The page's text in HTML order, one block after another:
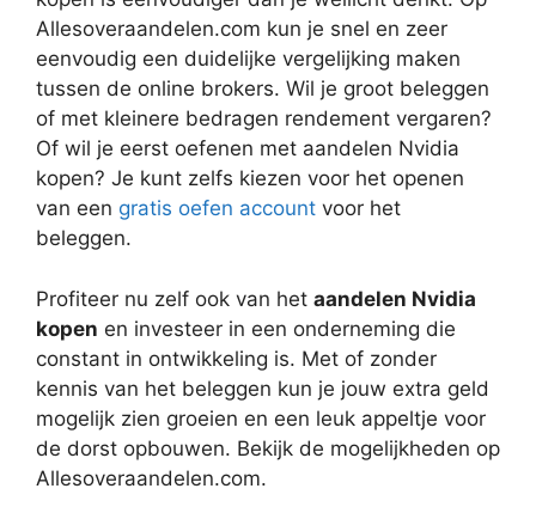
Allesoveraandelen.com kun je snel en zeer
eenvoudig een duidelijke vergelijking maken
tussen de online brokers. Wil je groot beleggen
of met kleinere bedragen rendement vergaren?
Of wil je eerst oefenen met aandelen Nvidia
kopen? Je kunt zelfs kiezen voor het openen
van een gratis oefen account voor het
beleggen.
Profiteer nu zelf ook van het aandelen Nvidia
kopen en investeer in een onderneming die
constant in ontwikkeling is. Met of zonder
kennis van het beleggen kun je jouw extra geld
mogelijk zien groeien en een leuk appeltje voor
de dorst opbouwen. Bekijk de mogelijkheden op
Allesoveraandelen.com.